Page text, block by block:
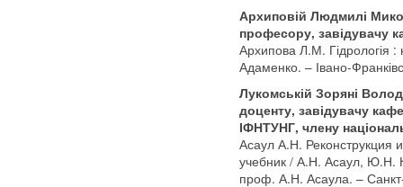
Архиповій Людмилі
професору, завідувачу
Архипова Л.М. Гідрологія
Адаменко. – Івано-
Лукомській Зоряні
доценту, завідувачу
ІФНТУНГ, члену
Асаул А.Н. Реконструкция
учебник / А.Н. Асаул, Ю.Н.
проф. А.Н. Асаула. –